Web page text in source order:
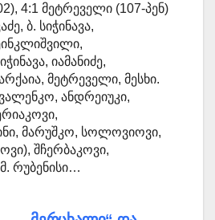
4:1 მეტრეველი (107-პენ)
ბ. სიჭინავა,
იამანიძე,
მეტრეველი, მესხი.
ანდრეიუკი,
მარუშკო, სოლოვიოვი,
შჩერბაკოვი,
რუბენისი…